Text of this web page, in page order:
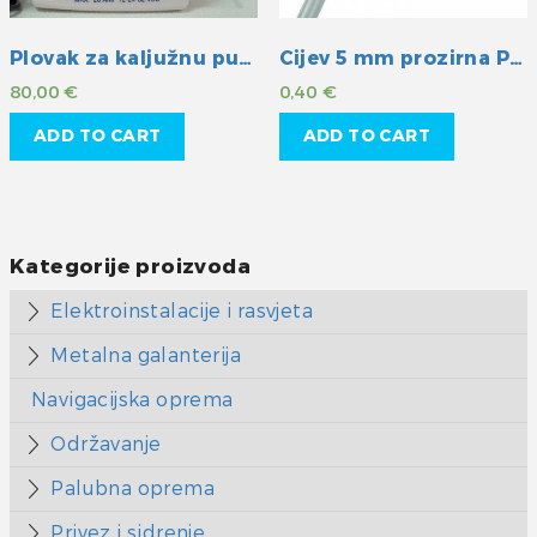
Plovak za kaljužnu pumpu Rule
80,00€
ADD TO CART
Cijev 5 mm prozirna PVC
0,40 €
ADD TO CART
Kategorije proizvoda
Elektroinstalacije i rasvjeta
Metalna galanterija
Navigacijska oprema
Održavanje
Palubna oprema